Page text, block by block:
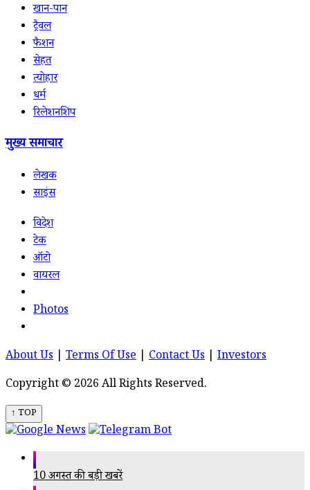
खान-पान
ट्रैवल
फैशन
सेहत
त्योहार
धर्म
रिलेशनशिप
मुख्य समाचार
लेखक
साइंस
विदेश
टेक
ऑटो
वायरल
Photos
About Us Terms Of Use Contact Us
Investors
Copyright © 2026 All Rights Reserved.
↑ TOP
10 अगस्त की बड़ी खबरें